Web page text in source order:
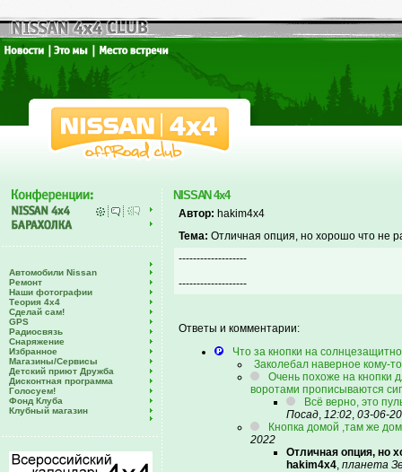
Автомобили Nissan
Ремонт
Наши фотографии
Теория 4х4
Сделай сам!
GPS
Радиосвязь
Снаряжение
Избранное
Магазины/Сервисы
Детский приют Дружба
Дисконтная программа
Голосуем!
Фонд Клуба
Клубный магазин
NISSAN 4x4
Автор: hakim4x4
Тема: Отличная опция, но хорошо что не
-------------------
-------------------
Ответы и комментарии:
Что за кнопки на
Заколебал наверное кому-
Очень похоже на кнопки
воротами прописываются
Всё верно, это
Посад, 12:02, 03-06-
Кнопка домой ,там же
2022
Отличная опция, но
hakim4x4, планета